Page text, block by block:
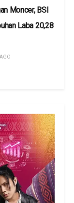
Moncer, BSI
Laba 20,28